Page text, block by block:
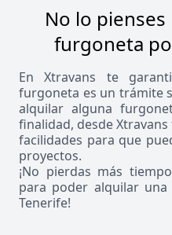
No lo
furgoneta
En Xtravans te
furgoneta es un trámite
alquilar alguna
finalidad, desde
facilidades para que
proyectos.
¡No pierdas más
para poder alquilar
Tenerife!